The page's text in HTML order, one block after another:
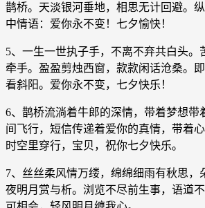
鹊桥。天淡银河垂地，相思无计回避。
中情语：爱你永不变！七夕愉快！
5、一生一世执子手，不离不弃共白头。
牵手。盈盈剪烛西窗，款款闲话沧桑。
看斜阳。爱你永不变，七夕快乐！
6、鹊桥流淌着牛郎的深情，带着梦想带
间飞行，短信传递着爱你的真情，带着
时空里穿行，宝贝，祝你七夕快乐。
7、丝丝柔风情万缕，绵绵细雨有秋思，
夜明月赏与析。浏览不尽前生事，语道